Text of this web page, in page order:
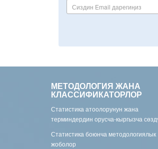
МЕТОДОЛОГИЯ ЖАНА
КЛАССИФИКАТОРЛОР
Статистика атоолорунун жана
терминдердин орусча-кыргызча
Статистика боюнча методологиялык
жоболор